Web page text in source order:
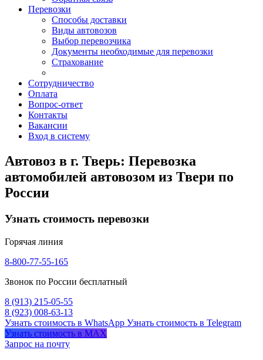
Перевозки
Способы доставки
Виды автовозов
Выбор перевозчика
Документы необходимые для перевозки
Страхование
Сотрудничество
Оплата
Вопрос-ответ
Контакты
Вакансии
Вход в систему
Автовоз в г. Тверь: Перевозка
автомобилей автовозом из Твери по
России
Узнать стоимость перевозки
Горячая линия
8-800-77-55-165
Звонок по России бесплатный
8 (913) 215-05-55
8 (923) 008-63-13
Узнать стоимость в WhatsApp Узнать стоимость в Telegram
Узнать стоимость в MAX
Запрос на почту